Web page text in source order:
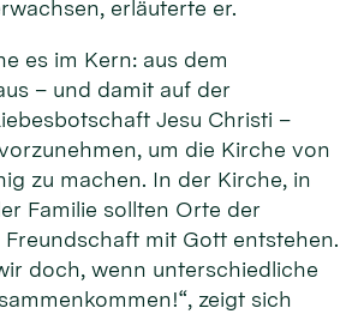
erläuterte er.
es im Kern: aus dem
– und damit auf der
Jesu Christi –
um die Kirche von
zu machen. In der Kirche, in
Familie sollten Orte der
mit Gott entstehen.
doch, wenn unterschiedliche
zeigt sich